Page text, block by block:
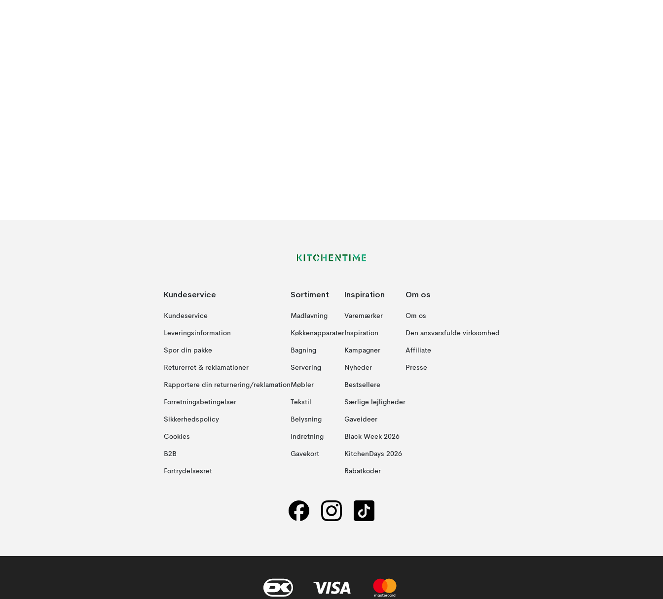
Kundeservice
Kundeservice
Leveringsinformation
Spor din pakke
Returerret & reklamationer
Rapportere din returnering/reklamation
Forretningsbetingelser
Sikkerhedspolicy
Cookies
B2B
Fortrydelsesret
Sortiment
Madlavning
Køkkenapparater
Bagning
Servering
Møbler
Tekstil
Belysning
Indretning
Gavekort
Inspiration
Varemærker
Inspiration
Kampagner
Nyheder
Bestsellere
Særlige lejligheder
Gaveideer
Black Week 2026
KitchenDays 2026
Rabatkoder
Om os
Om os
Den ansvarsfulde virksomhed
Affiliate
Presse